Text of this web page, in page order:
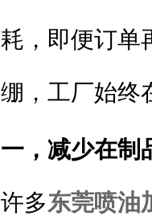
耗，即便订单
绷，工厂始终
一，减少在制
许多东莞喷油